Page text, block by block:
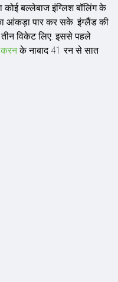
कोई बल्लेबाज इंग्लिश बॉलिंग के
आंकड़ा पार कर सके. इंग्लैंड की
विकेट लिए. इससे पहले
के नाबाद 41 रन से सात